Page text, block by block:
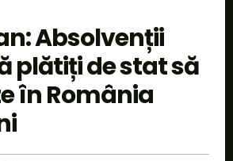
Absolvenții
plătiți de stat să
în România